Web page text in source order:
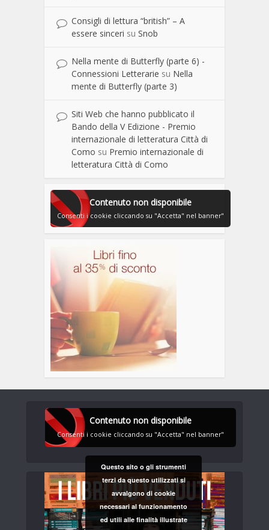
Consigli di lettura “british” – A
essere sinceri su Snob
Nella mente di Butterfly (parte 6) -
Connessioni Letterarie su Nella
mente di Butterfly (parte 3)
Siti Web che hanno pubblicato il
Bando della V Edizione - Premio
internazionale di letteratura Città di
Como su Premio internazionale di
letteratura Città di Como
Contenuto non disponibile
Consenti i cookie cliccando su "Accetta" nel banner"
Contenuto non disponibile
Consenti i cookie cliccando su "Accetta" nel banner"
Questo sito o gli strumenti
terzi da questo utilizzati si
avvalgono di cookie
necessari al funzionamento
ed utili alle finalità illustrate